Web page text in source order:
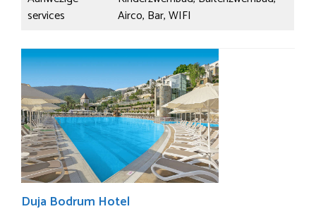
services
Airco, Bar, WIFI
Duja Bodrum Hotel